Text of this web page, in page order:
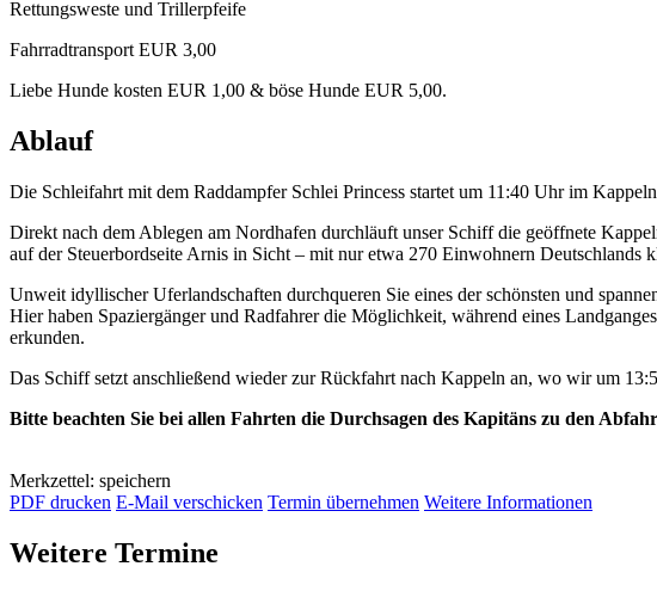
Rettungsweste und Trillerpfeife
Fahrradtransport EUR 3,00
Liebe Hunde kosten EUR 1,00 & böse Hunde EUR 5,00.
Ablauf
Die Schleifahrt mit dem Raddampfer Schlei Princess startet um 11:40 Uhr im
Direkt nach dem Ablegen am Nordhafen durchläuft unser Schiff die geöffnete
auf der Steuerbordseite Arnis in Sicht – mit nur etwa 270 Einwohnern Deutschlands
Unweit idyllischer Uferlandschaften durchqueren Sie eines der schönsten und
Hier haben Spaziergänger und Radfahrer die Möglichkeit, während eines
erkunden.
Das Schiff setzt anschließend wieder zur Rückfahrt nach Kappeln an, wo wir um
Bitte beachten Sie bei allen Fahrten die Durchsagen des Kapitäns zu den
Merkzettel: speichern
PDF drucken E-Mail verschicken Termin übernehmen Weitere Informationen
Weitere Termine